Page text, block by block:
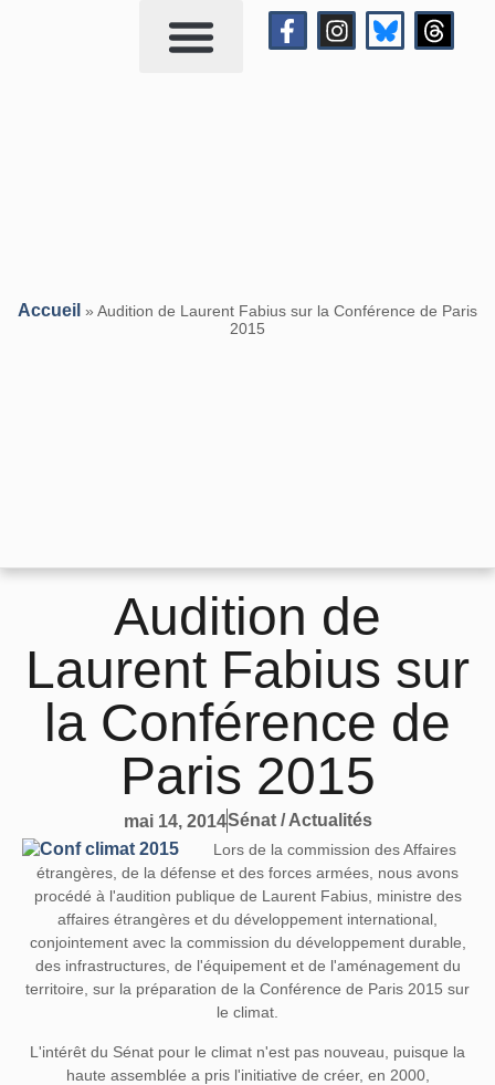
Accueil » Audition de Laurent Fabius sur la Conférence de Paris
2015
Audition de
Laurent Fabius sur
la Conférence de
Paris 2015
mai 14, 2014Sénat / Actualités
Lors de la commission des Affaires
étrangères, de la défense et des forces armées, nous avons
procédé à l'audition publique de Laurent Fabius, ministre des
affaires étrangères et du développement international,
conjointement avec la commission du développement durable,
des infrastructures, de l'équipement et de l'aménagement du
territoire, sur la préparation de la Conférence de Paris 2015 sur
le climat.
L'intérêt du Sénat pour le climat n'est pas nouveau, puisque la
haute assemblée a pris l'initiative de créer, en 2000,